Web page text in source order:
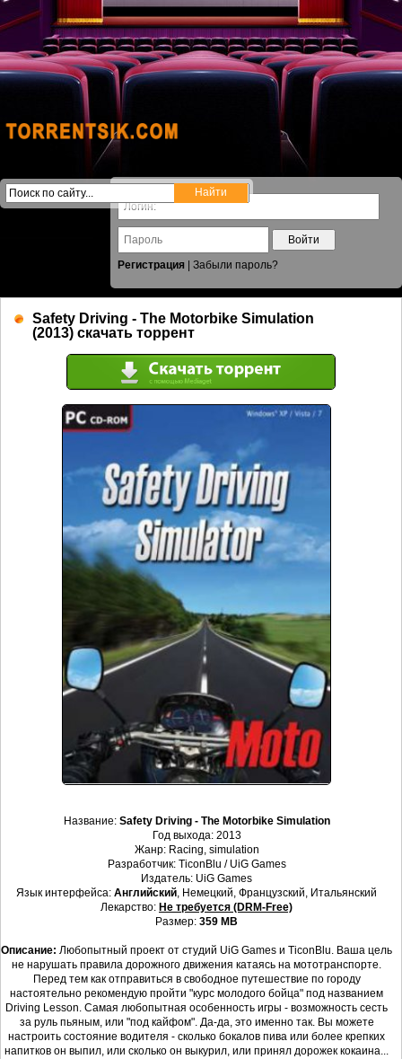
Войти
Регистрация
Забыли пароль?
Safety Driving - The Motorbike Simulation
(2013) скачать торрент
Название: Safety Driving - The Motorbike Simulation
Год выхода: 2013
Жанр: Racing, simulation
Разработчик: TiconBlu / UiG Games
Издатель: UiG Games
Язык интерфейса: Английский, Немецкий, Французский, Итальянский
Лекарство: Не требуется (DRM-Free)
Размер: 359 МВ
Описание: Любопытный проект от студий UiG Games и TiconBlu. Ваша цель
не нарушать правила дорожного движения катаясь на мототранспорте.
Перед тем как отправиться в свободное путешествие по городу
настоятельно рекомендую пройти "курс молодого бойца" под названием
Driving Lesson. Самая любопытная особенность игры - возможность сесть
за руль пьяным, или "под кайфом". Да-да, это именно так. Вы можете
настроить состояние водителя - сколько бокалов пива или более крепких
напитков он выпил, или сколько он выкурил, или принял дорожек кокаина...